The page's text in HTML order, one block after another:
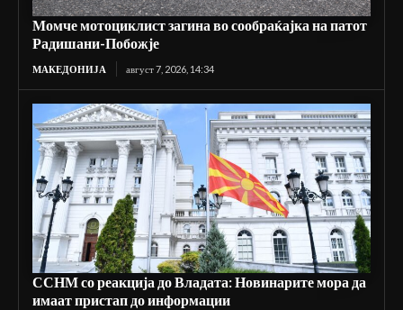
Момче мотоциклист загина во сообраќајка на патот
Радишани-Побожје
МАКЕДОНИЈА август 7, 2026, 14:34
ССНМ со реакција до Владата: Новинарите мора да
имаат пристап до информации